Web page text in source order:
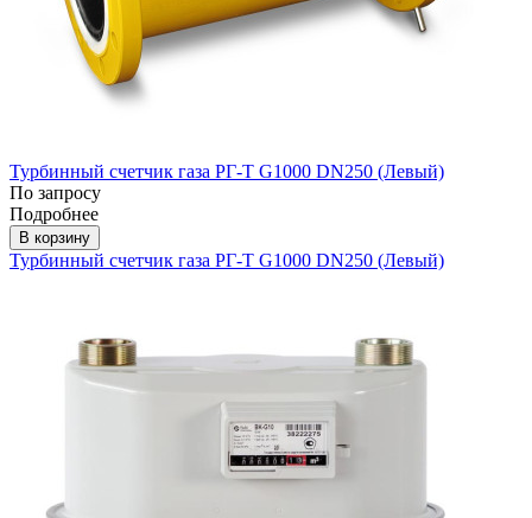
Турбинный счетчик газа РГ-Т G1000 DN250 (Левый)
По запросу
Подробнее
В корзину
Турбинный счетчик газа РГ-Т G1000 DN250 (Левый)